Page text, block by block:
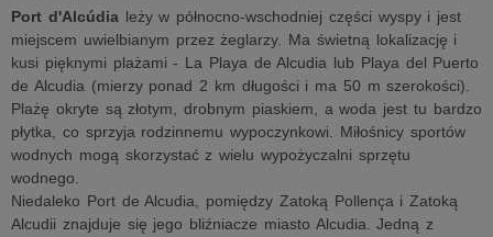
Port d'Alcúdiależy w północno-wschodniej części wyspy i jest
miejscem uwielbianym przez żeglarzy. Ma świetną lokalizację i
kusi pięknymi plażami - La Playa de Alcudia lub Playa del Puerto
de Alcudia (mierzy ponad 2 km długości i ma 50 m szerokości).
Plażę okryte są złotym, drobnym piaskiem, a woda jest tu bardzo
płytka, co sprzyja rodzinnemu wypoczynkowi. Miłośnicy sportów
wodnych mogą skorzystać z wielu wypożyczalni sprzętu
wodnego.
Niedaleko Port de Alcudia, pomiędzy Zatoką Pollença i Zatoką
Alcudii znajduje się jego bliźniacze miasto Alcudia. Jedną z